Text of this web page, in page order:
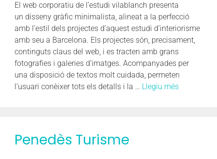
El web corporatiu de l’estudi vilablanch presenta
un disseny gràfic minimalista, alineat a la perfecció
amb l’estil dels projectes d’aquest estudi d’interiorisme
amb seu a Barcelona. Els projectes són, precisament,
continguts claus del web, i es tracten amb grans
fotografies i galeries d’imatges. Acompanyades per
una disposició de textos molt cuidada, permeten
l’usuari conèixer tots els detalls i la … Llegiu més
Penedès Turisme